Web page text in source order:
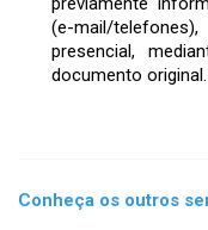
(e-mail/
presencial,
documento original.
Conheça os outros